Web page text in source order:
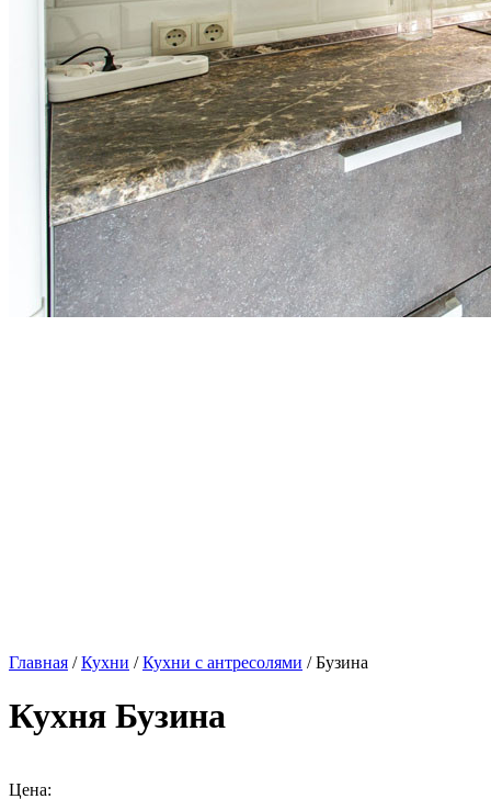
Главная /Кухни /Кухни с антресолями / Бузина
Кухня Бузина
Цена: